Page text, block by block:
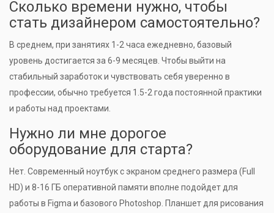
Сколько времени нужно, чтобы
стать дизайнером самостоятельно?
В среднем, при занятиях 1-2 часа ежедневно, базовый
уровень достигается за 6-9 месяцев. Чтобы выйти на
стабильный заработок и чувствовать себя уверенно в
профессии, обычно требуется 1.5-2 года постоянной практики
и работы над проектами.
Нужно ли мне дорогое
оборудование для старта?
Нет. Современный ноутбук с экраном среднего размера (Full
HD) и 8-16 ГБ оперативной памяти вполне подойдет для
работы в Figma и базового Photoshop. Планшет для рисования